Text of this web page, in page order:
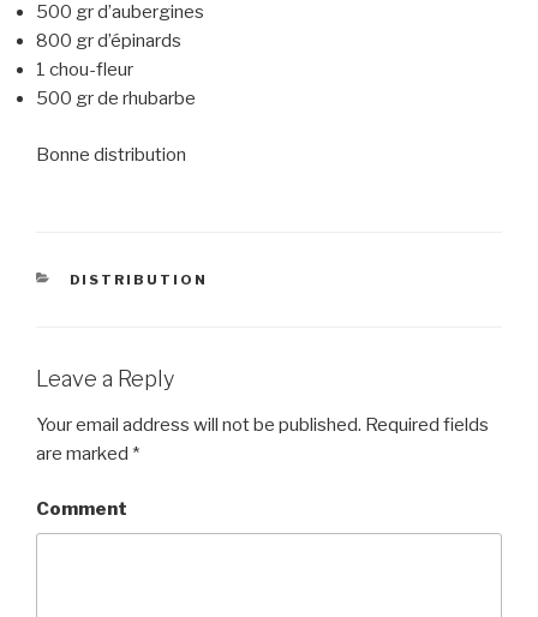
500 gr d’aubergines
800 gr d’épinards
1 chou-fleur
500 gr de rhubarbe
Bonne distribution
CATEGORIES
DISTRIBUTION
Leave a Reply
Your email address will not be published. Required fields
are marked *
Comment